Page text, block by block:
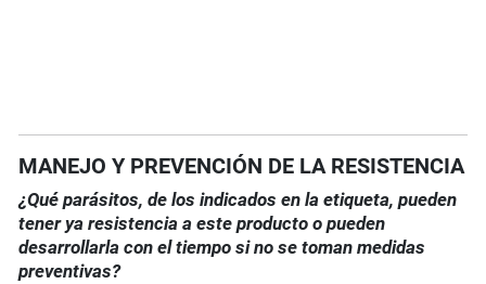
MANEJO Y PREVENCIÓN DE LA RESISTENCIA
¿Qué parásitos, de los indicados en la etiqueta, pueden
tener ya resistencia a este producto o pueden
desarrollarla con el tiempo si no se toman medidas
preventivas?